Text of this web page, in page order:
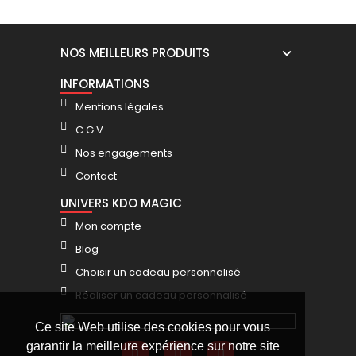
Ce site Web utilise des cookies pour vous
garantir la meilleure expérience sur notre site
NOS MEILLEURS PRODUITS
INFORMATIONS
Mentions légales
C.G.V
Nos engagements
Contact
UNIVERS KDO MAGIC
Mon compte
Blog
Choisir un cadeau personnalisé
Réaliser un cadeau personnalisé